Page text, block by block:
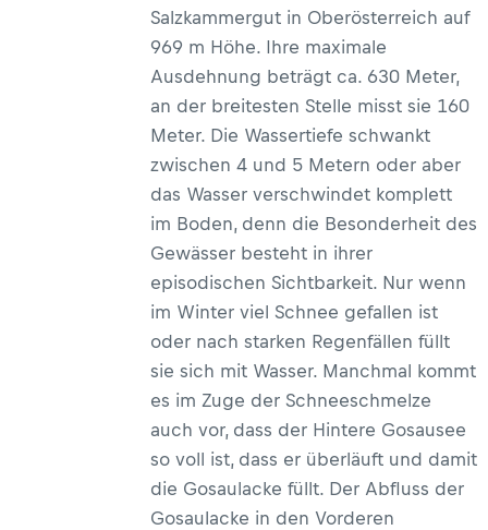
Salzkammergut in Oberösterreich auf
969 m Höhe. Ihre maximale
Ausdehnung beträgt ca. 630 Meter,
an der breitesten Stelle misst sie 160
Meter. Die Wassertiefe schwankt
zwischen 4 und 5 Metern oder aber
das Wasser verschwindet komplett
im Boden, denn die Besonderheit des
Gewässer besteht in ihrer
episodischen Sichtbarkeit. Nur wenn
im Winter viel Schnee gefallen ist
oder nach starken Regenfällen füllt
sie sich mit Wasser. Manchmal kommt
es im Zuge der Schneeschmelze
auch vor, dass der Hintere Gosausee
so voll ist, dass er überläuft und damit
die Gosaulacke füllt. Der Abfluss der
Gosaulacke in den Vorderen